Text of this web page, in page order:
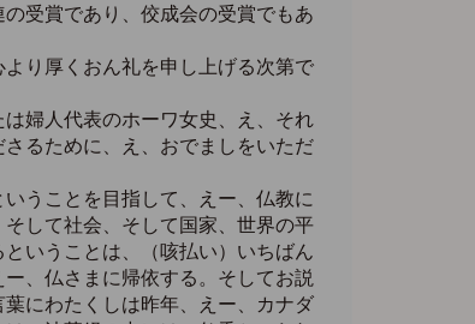
受賞であり、佼成会の受賞でもあ
り厚くおん礼を申し上げる次第で
婦人代表のホーワ女史、え、それ
るために、え、おでましをいただ
うことを目指して、えー、仏教に
して社会、そして国家、世界の平
いうことは、（咳払い）いちばん
、仏さまに帰依する。そしてお説
にわたくしは昨年、えー、カナダ